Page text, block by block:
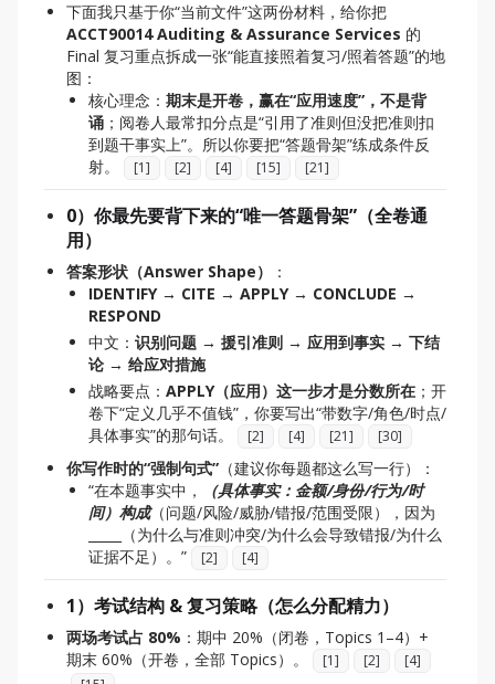
下面我只基于你“当前文件”这两份材料，给你把
ACCT90014 Auditing & Assurance Services 的
Final 复习重点拆成一张“能直接照着复习/照着答题”的地
图：
核心理念： 期末是开卷，赢在“应用速度”，不是背
诵 ；阅卷人最常扣分点是“引用了准则但没把准则扣
到题干事实上”。所以你要把“答题骨架”练成条件反
射。
[1] [2] [4] [15] [21]
0）你最先要背下来的“唯一答题骨架”（全卷通
用）
答案形状（Answer Shape）
：
IDENTIFY → CITE → APPLY → CONCLUDE →
RESPOND
中文： 识别问题 → 援引准则 → 应用到事实 → 下结
论 → 给应对措施
战略要点： APPLY（应用）这一步才是分数所在 ；开
卷下“定义几乎不值钱”，你要写出“带数字/角色/时点/
具体事实”的那句话。
[2] [4] [21] [30]
你写作时的“强制句式” （建议你每题都这么写一行）：
“在本题事实中，
（具体事实：金额/身份/行为/时
间）构成（问题/风险/威胁/错报/范围受限），因为
_____（为什么与准则冲突/为什么会导致错报/为什么
证据不足）。”
[2] [4]
1）考试结构 & 复习策略（怎么分配精力）
两场考试占 80% ：期中 20%（闭卷，Topics 1–4）+
期末 60%（开卷，全部 Topics）。
[1] [2] [4]